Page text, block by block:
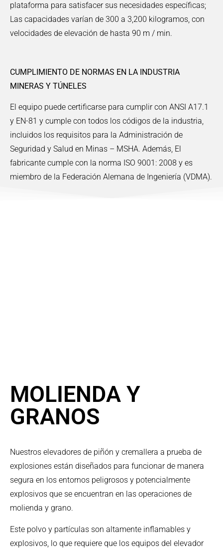
plataforma para satisfacer sus necesidades específicas;
Las capacidades varían de 300 a 3,200 kilogramos, con
velocidades de elevación de hasta 90 m / min.
CUMPLIMIENTO DE NORMAS EN LA INDUSTRIA
MINERAS Y TÚNELES
El equipo puede certificarse para cumplir con ANSI A17.1
y EN-81 y cumple con todos los códigos de la industria,
incluidos los requisitos para la Administración de
Seguridad y Salud en Minas – MSHA. Además, El
fabricante cumple con la norma ISO 9001: 2008 y es
miembro de la Federación Alemana de Ingeniería (VDMA).
MOLIENDA Y
GRANOS
Nuestros elevadores de piñón y cremallera a prueba de
explosiones están diseñados para funcionar de manera
segura en los entornos peligrosos y potencialmente
explosivos que se encuentran en las operaciones de
molienda y grano.
Este polvo y partículas son altamente inflamables y
explosivos, lo que requiere que los equipos del elevador